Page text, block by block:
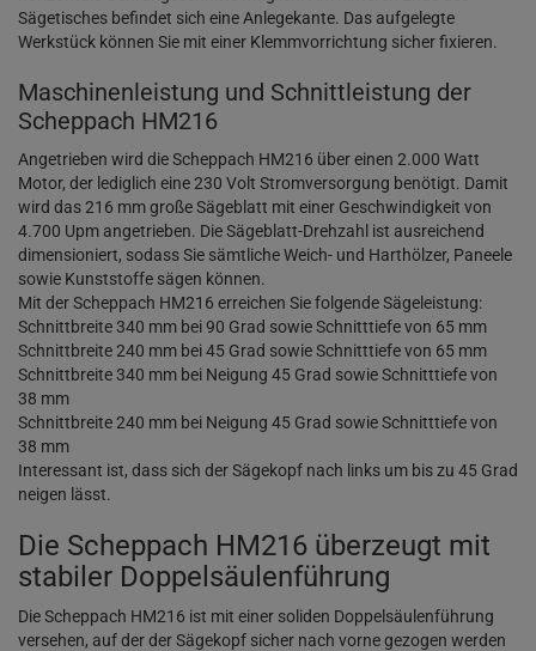
Sägetisches befindet sich eine Anlegekante. Das aufgelegte
Werkstück können Sie mit einer Klemmvorrichtung sicher fixieren.
Maschinenleistung und Schnittleistung der
Scheppach HM216
Angetrieben wird die Scheppach HM216 über einen 2.000 Watt
Motor, der lediglich eine 230 Volt Stromversorgung benötigt. Damit
wird das 216 mm große Sägeblatt mit einer Geschwindigkeit von
4.700 Upm angetrieben. Die Sägeblatt-Drehzahl ist ausreichend
dimensioniert, sodass Sie sämtliche Weich- und Harthölzer, Paneele
sowie Kunststoffe sägen können.
Mit der Scheppach HM216 erreichen Sie folgende Sägeleistung:
Schnittbreite 340 mm bei 90 Grad sowie Schnitttiefe von 65 mm
Schnittbreite 240 mm bei 45 Grad sowie Schnitttiefe von 65 mm
Schnittbreite 340 mm bei Neigung 45 Grad sowie Schnitttiefe von
38 mm
Schnittbreite 240 mm bei Neigung 45 Grad sowie Schnitttiefe von
38 mm
Interessant ist, dass sich der Sägekopf nach links um bis zu 45 Grad
neigen lässt.
Die Scheppach HM216 überzeugt mit
stabiler Doppelsäulenführung
Die Scheppach HM216 ist mit einer soliden Doppelsäulenführung
versehen, auf der der Sägekopf sicher nach vorne gezogen werden